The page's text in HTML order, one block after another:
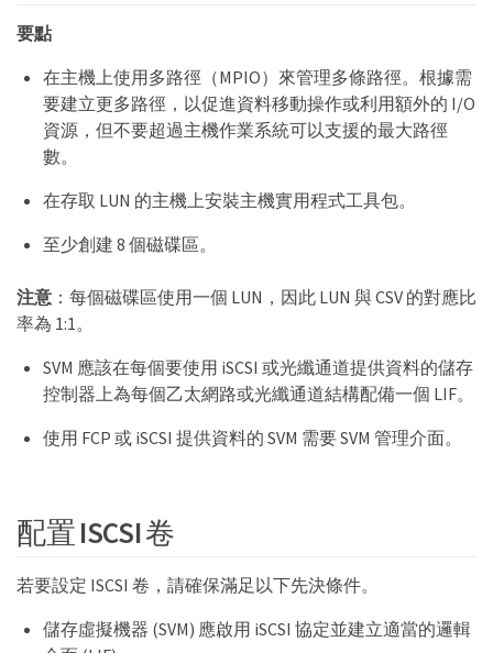
要點
在主機上使用多路徑（MPIO）來管理多條路徑。根據需
要建立更多路徑，以促進資料移動操作或利用額外的 I/O
資源，但不要超過主機作業系統可以支援的最大路徑
數。
在存取 LUN 的主機上安裝主機實用程式工具包。
至少創建 8 個磁碟區。
注意：每個磁碟區使用一個 LUN，因此 LUN 與 CSV 的對應比
率為 1:1。
SVM 應該在每個要使用 iSCSI 或光纖通道提供資料的儲存
控制器上為每個乙太網路或光纖通道結構配備一個 LIF。
使用 FCP 或 iSCSI 提供資料的 SVM 需要 SVM 管理介面。
配置 ISCSI 卷
若要設定 ISCSI 卷，請確保滿足以下先決條件。
儲存虛擬機器 (SVM) 應啟用 iSCSI 協定並建立適當的邏輯